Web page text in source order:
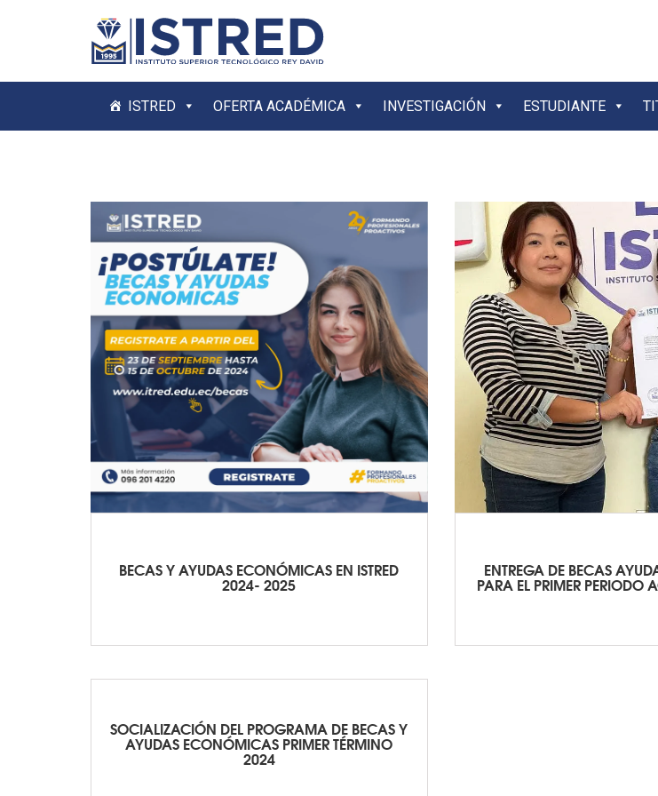
ISTRED OFERTA ACADÉMICA INVESTIGACIÓN ESTUDIANTE
BECAS Y AYUDAS ECONÓMICAS EN ISTRED
2024- 2025
ENTREGA DE BECAS
PARA EL PRIMER
SOCIALIZACIÓN DEL PROGRAMA DE BECAS Y
AYUDAS ECONÓMICAS PRIMER TÉRMINO
2024